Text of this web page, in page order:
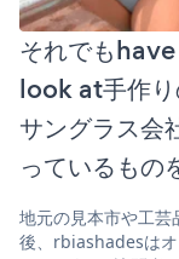
それでも
look at手作り
サングラス
っているも
地元の見本市や工
後、rbiashadesはオ